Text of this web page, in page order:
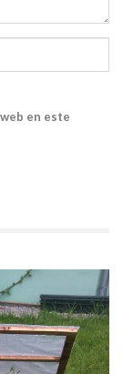
en este